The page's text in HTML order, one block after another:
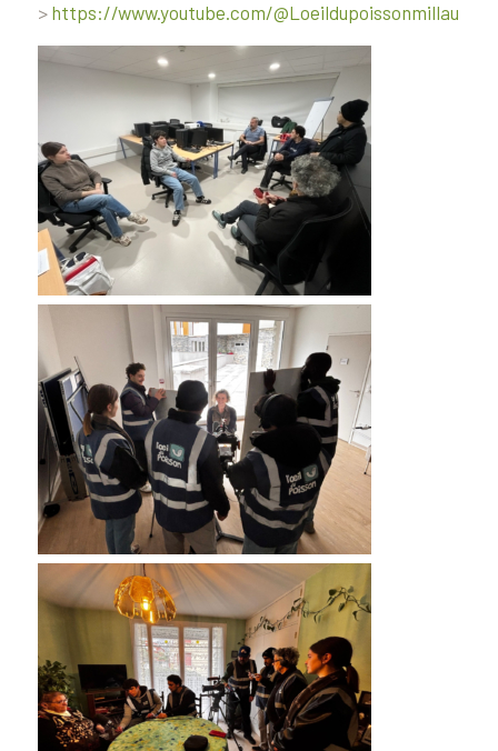
> https://www.youtube.com/@Loeildupoissonmillau